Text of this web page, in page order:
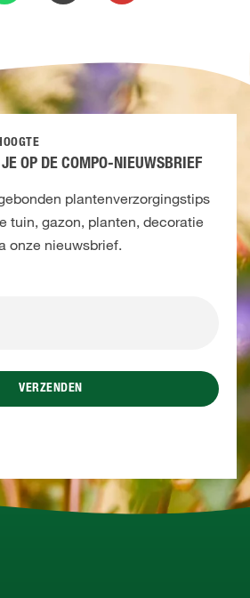
OP DE COMPO-NIEUWSBRIEF
plantenverzorgingstips
tuin, gazon, planten, decoratie
onze nieuwsbrief.
VERZENDEN